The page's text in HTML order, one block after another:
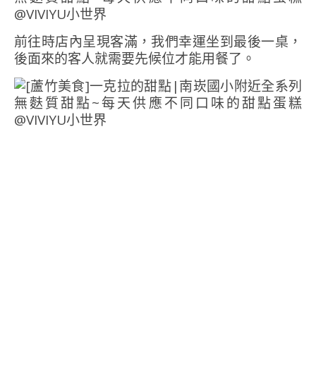
前往時店內呈現客滿，我們幸運坐到最後一桌，
後面來的客人就需要先候位才能用餐了。